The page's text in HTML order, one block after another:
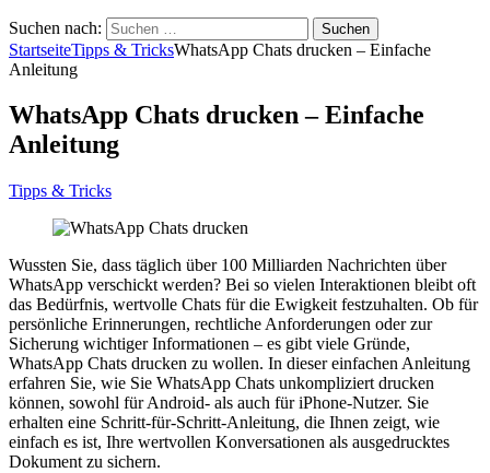
Suchen nach:
StartseiteTipps & TricksWhatsApp Chats drucken – Einfache
Anleitung
WhatsApp Chats drucken – Einfache
Anleitung
Tipps & Tricks
Wussten Sie, dass täglich über 100 Milliarden Nachrichten über
WhatsApp verschickt werden? Bei so vielen Interaktionen bleibt oft
das Bedürfnis, wertvolle Chats für die Ewigkeit festzuhalten. Ob für
persönliche Erinnerungen, rechtliche Anforderungen oder zur
Sicherung wichtiger Informationen – es gibt viele Gründe,
WhatsApp Chats drucken zu wollen. In dieser einfachen Anleitung
erfahren Sie, wie Sie WhatsApp Chats unkompliziert drucken
können, sowohl für Android- als auch für iPhone-Nutzer. Sie
erhalten eine Schritt-für-Schritt-Anleitung, die Ihnen zeigt, wie
einfach es ist, Ihre wertvollen Konversationen als ausgedrucktes
Dokument zu sichern.